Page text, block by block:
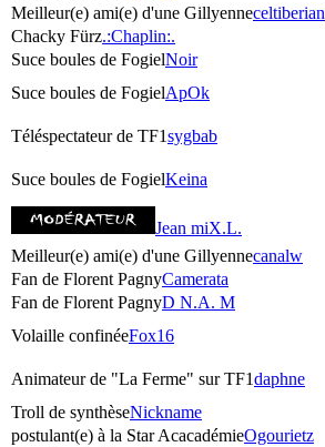
Meilleur(e) ami(e) d'une Gillyenneceltiberian
Chacky Fürz.:Chaplin:.
Suce boules de FogielNoir
Suce boules de FogielApOk
Téléspectateur de TF1sygbab
Suce boules de FogielKeina
Jean miX.L.
Meilleur(e) ami(e) d'une Gillyennecanalw
Fan de Florent PagnyCamerata
Fan de Florent PagnyD N.A. M
Volaille confinéeFox16
Animateur de "La Ferme" sur TF1daphne
Troll de synthèseNickname
postulant(e) à la Star AcacadémieOgourietz